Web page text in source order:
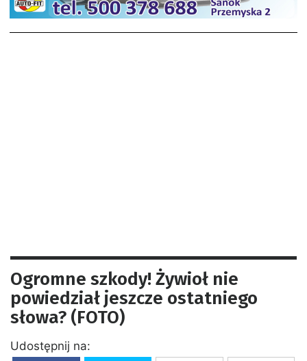
Ogromne szkody! Żywioł nie
powiedział jeszcze ostatniego
słowa? (FOTO)
Udostępnij na: